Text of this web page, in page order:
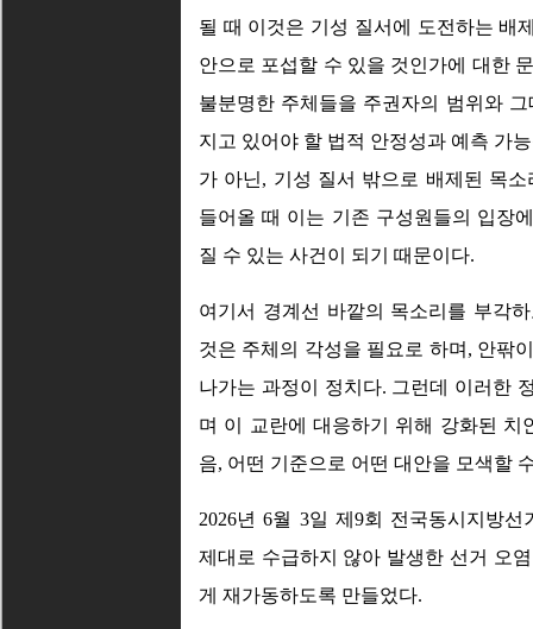
될 때 이것은 기성 질서에 도전하는 배
안으로 포섭할 수 있을 것인가에 대한
불분명한 주체들을 주권자의 범위와
지고 있어야 할 법적 안정성과 예측 가
가 아닌, 기성 질서 밖으로 배제된 목
들어올 때 이는 기존 구성원들의 입장
질 수 있는 사건이 되기 때문이다.
여기서 경계선 바깥의 목소리를 부각
것은 주체의 각성을 필요로 하며, 안팎
나가는 과정이 정치다. 그런데 이러한
며 이 교란에 대응하기 위해 강화된
음, 어떤 기준으로 어떤 대안을 모색할
2026년 6월 3일 제9회 전국동시지방
제대로 수급하지 않아 발생한 선거 오
게 재가동하도록 만들었다.